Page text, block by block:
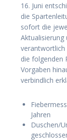
16. Juni
die
sofort die
Aktua­li­sie­rung
ver­ant­wort­lich
die fol­gen­den
Vor­ga­ben
ver­bind­lich
Jahren
Duschen/